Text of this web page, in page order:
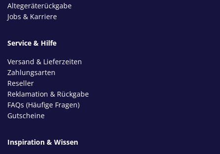
Altegeräterückgabe
Jobs & Karriere
Service & Hilfe
Versand & Lieferzeiten
Zahlungsarten
Reseller
Reklamation & Rückgabe
FAQs (Häufige Fragen)
Gutscheine
Inspiration & Wissen